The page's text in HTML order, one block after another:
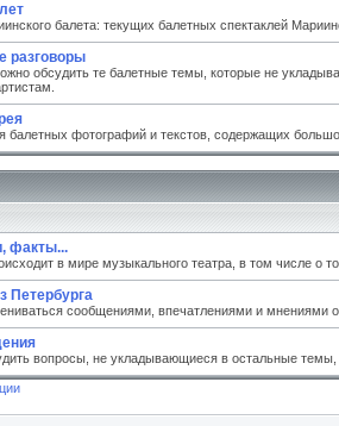
балета: текущих балетных спектаклей
разговоры
обсудить те балетные темы, которые не
балетных фотографий и текстов, содержащих
факты...
в мире музыкального театра, в том числе о
Петербурга
сообщениями, впечатлениями и мнениями
вопросы, не укладывающиеся в остальные